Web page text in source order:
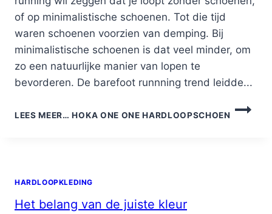
of op minimalistische schoenen. Tot die tijd
waren schoenen voorzien van demping. Bij
minimalistische schoenen is dat veel minder, om
zo een natuurlijke manier van lopen te
bevorderen. De barefoot runnning trend leidde...
LEES MEER… HOKA ONE ONE HARDLOOPSCHOEN
HARDLOOPKLEDING
Het belang van de juiste kleur